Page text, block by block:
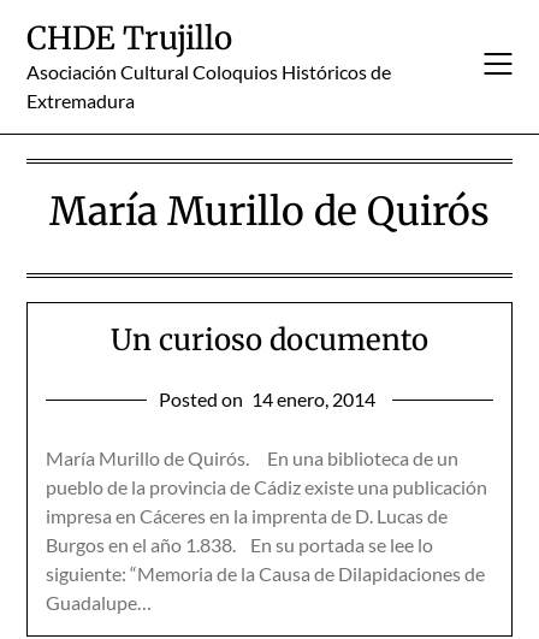
content
CHDE Trujillo
Asociación Cultural Coloquios Históricos de
Extremadura
María Murillo de Quirós
Un curioso documento
Posted on 14 enero, 2014
María Murillo de Quirós. En una biblioteca de un
pueblo de la provincia de Cádiz existe una publicación
impresa en Cáceres en la imprenta de D. Lucas de
Burgos en el año 1.838. En su portada se lee lo
siguiente: “Memoria de la Causa de Dilapidaciones de
Guadalupe…